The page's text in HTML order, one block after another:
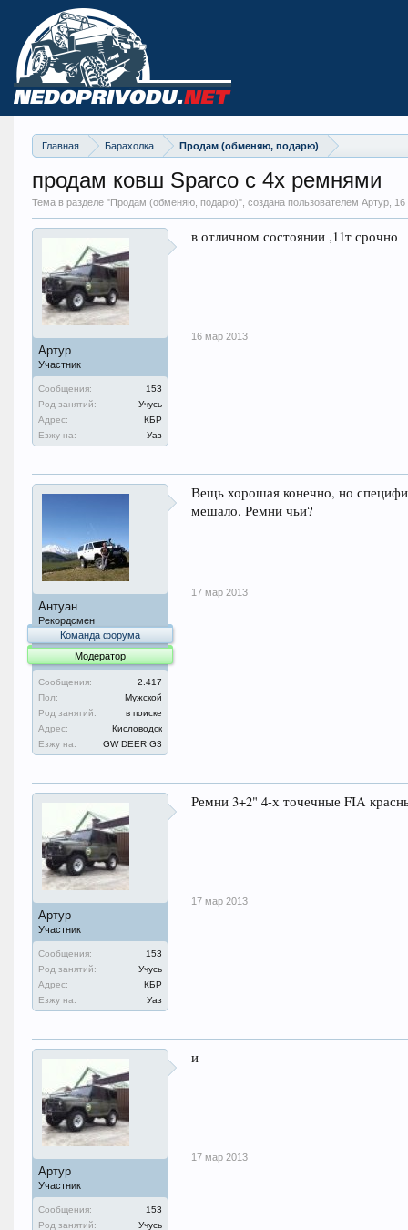
Главная Барахолка Продам (обменяю, подарю)
продам ковш Sparco с 4х ремнями
Тема в разделе "Продам (обменяю, подарю)", создана пользователем Артур, 16
Артур
Участник
Сообщения:
153
Род занятий:
Учусь
Адрес:
КБР
Езжу на:
Уаз
в отличном состоянии ,11т срочно
16 мар 2013
Антуан
Рекордсмен
Команда форума
Модератор
Сообщения:
2.417
Пол:
Мужской
Род занятий:
в поиске
Адрес:
Кисловодск
Езжу на:
GW DEER G3
Вещь хорошая конечно, но
мешало. Ремни чьи?
17 мар 2013
Артур
Участник
Сообщения:
153
Род занятий:
Учусь
Адрес:
КБР
Езжу на:
Уаз
Ремни 3+2" 4-х точечные FIA
17 мар 2013
Артур
Участник
Сообщения:
153
Род занятий:
Учусь
и
17 мар 2013